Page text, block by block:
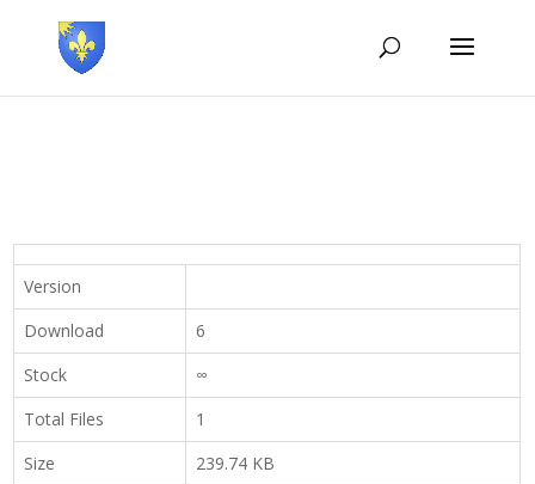
Version
Download
6
Stock
∞
Total Files
1
Size
239.74 KB